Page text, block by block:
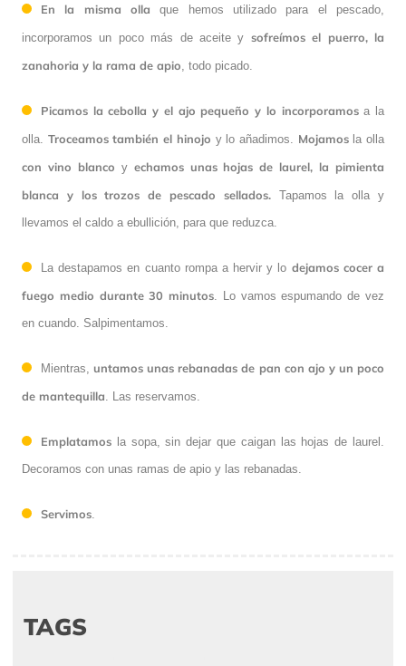
En la misma olla que hemos utilizado para el pescado,
incorporamos un poco más de aceite y sofreímos el puerro, la
zanahoria y la rama de apio , todo picado.
Picamos la cebolla y el ajo pequeño y lo incorporamosa la
olla. Troceamos también el hinojo y lo añadimos. Mojamos la olla
con vino blanco y echamos unas hojas de laurel, la pimienta
blanca y los trozos de pescado sellados.Tapamos la olla y
llevamos el caldo a ebullición, para que reduzca.
La destapamos en cuanto rompa a hervir y lo dejamos cocer a
fuego medio durante 30 minutos . Lo vamos espumando de vez
en cuando. Salpimentamos.
Mientras, untamos unas rebanadas de pan con ajo y un poco
de mantequilla . Las reservamos.
Emplatamos la sopa, sin dejar que caigan las hojas de laurel.
Decoramos con unas ramas de apio y las rebanadas.
Servimos
TAGS